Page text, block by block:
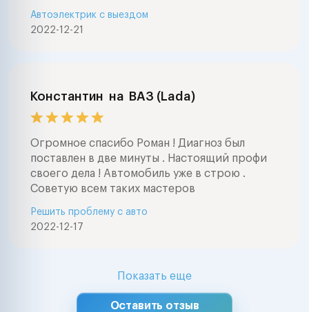
2022-12-21
Автоэлектрик с выездом
Константин на ВАЗ (Lada)
Огромное спасибо Роман ! Диагноз был
поставлен в две минуты . Настоящий профи
своего дела ! Автомобиль уже в строю .
Советую всем таких мастеров
2022-12-17
Решить проблему с авто
Показать еще
Оставить отзыв